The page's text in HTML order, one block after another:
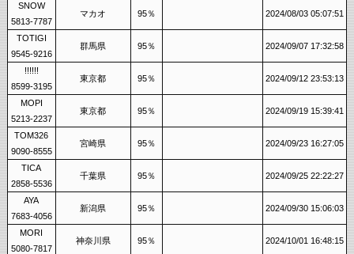
SNOW
5813-7787
マカオ 95％ 2024/08/03 05:07:51
TOTIGI
9545-9216
群馬県 95％ 2024/09/07 17:32:58
!!!!!!
8599-3195
東京都 95％ 2024/09/12 23:53:13
MOPI
5213-2237
東京都 95％ 2024/09/19 15:39:41
TOM326
9090-8555
宮崎県 95％ 2024/09/23 16:27:05
TICA
2858-5536
千葉県 95％ 2024/09/25 22:22:27
AYA
7683-4056
新潟県 95％ 2024/09/30 15:06:03
MORI
5080-7817
神奈川県 95％ 2024/10/01 16:48:15